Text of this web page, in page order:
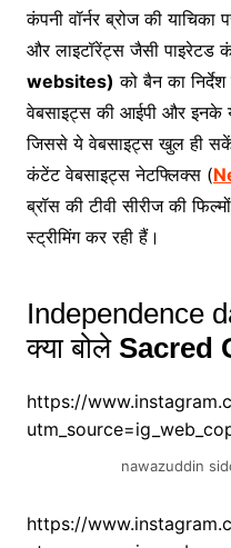
कंपनी वॉर्नर ब्रोज की
और लाइटॉरेंट्स जैसी पाइरेटड
websites) को बैन का निर्देश
वेबसाइट्स की आईपी और इनके
जिससे ये वेबसाइट्स खुल ही
कंटेंट वेबसाइट्स नेटफ्लिक्स (
ब्रॉस की टीवी सीरीज की
स्ट्रीमिंग कर रही हैं।
Independence
क्या बोले Sacred
https://
nawazuddin
https://